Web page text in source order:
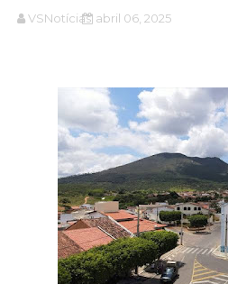
VSNotícias abril 06, 2025